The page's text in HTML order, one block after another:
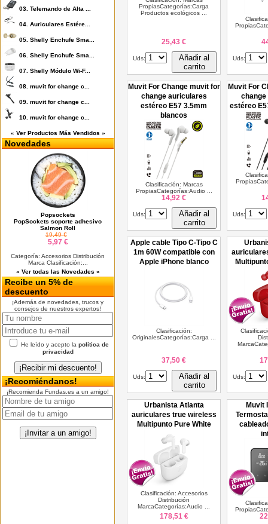
03. Telemando de Alta ...
04. Auriculares Estére...
05. Shelly Enchufe Sma...
06. Shelly Enchufe Sma...
07. Shelly Módulo Wi-F...
08. muvit for change c...
09. muvit for change c...
10. muvit for change c...
« Ver Productos Más Vendidos »
Novedades
Popsockets
PopSockets soporte adhesivo
Salmon Roll
19,49 €
5,97 €
Categoría: Accesorios Distribución
Marca Clasificación:...
« Ver todas las Novedades »
Recibe un 5% de
descuento
¡Además de novedades, trucos y
consejos de nuestros expertos!
He leído y acepto la política de
privacidad
¡Recomiéndanos!
¡Recomienda Fundas.es a un amigo!
PropiasCategorías:Carga
Productos ecológicos ...
25,43 €
Uds:
Añadir al
carrito
Uds:
Muvit For Change muvit for
change auriculares
estéreo E57 3.5mm
blancos
Clasificación: Marcas
PropiasCategorías:Audio ...
14,92 €
Uds:
Añadir al
carrito
Muvit For
estéreo
Uds:
Apple cable Tipo C-Tipo C
1m 60W compatible con
Apple iPhone blanco
Clasificación:
OriginalesCategorías:Carga ...
37,50 €
Uds:
Añadir al
carrito
Uds:
Urbanista Atlanta
auriculares true wireless
Multipunto Pure White
Clasificación: Accesorios
Distribución
MarcaCategorías:Audio ...
178,51 €
Muvit